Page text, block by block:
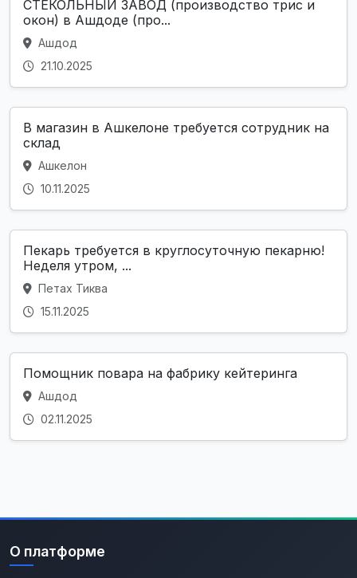
СТЕКОЛЬНЫЙ ЗАВОД (производство трис и
окон) в Ашдоде (про...
Ашдод
21.10.2025
В магазин в Ашкелоне требуется сотрудник на
склад
Ашкелон
10.11.2025
Пекарь требуется в круглосуточную пекарню!
Неделя утром, ...
Петах Тиква
15.11.2025
Помощник повара на фабрику кейтеринга
Ашдод
02.11.2025
О платформе